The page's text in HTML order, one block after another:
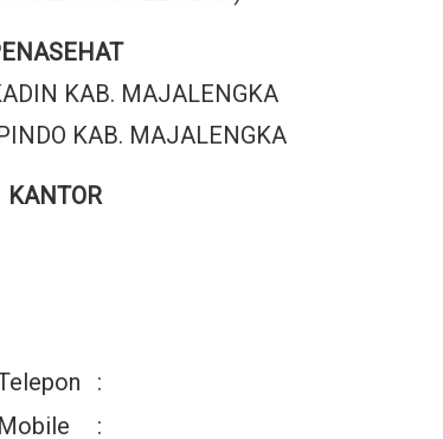
KAB. MAJALENGKA
KAB. MAJALENGKA
KANTOR
:
Mobile
: